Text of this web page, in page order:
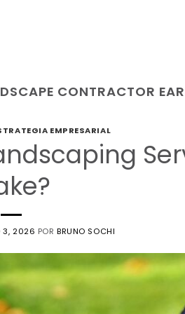
CONTRACTOR
EMPRESARIAL
3, 2026 PORBRUNO SOCHI